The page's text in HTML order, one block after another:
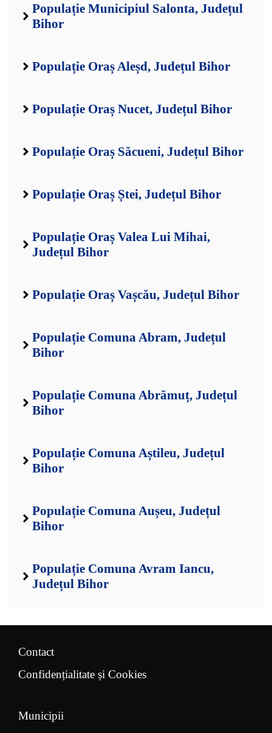
Populație Municipiul Salonta, Județul
Bihor
Populație Oraș Aleșd, Județul Bihor
Populație Oraș Nucet, Județul Bihor
Populație Oraș Săcueni, Județul Bihor
Populație Oraș Ștei, Județul Bihor
Populație Oraș Valea Lui Mihai,
Județul Bihor
Populație Oraș Vașcău, Județul Bihor
Populație Comuna Abram, Județul
Bihor
Populație Comuna Abrămuț, Județul
Bihor
Populație Comuna Aștileu, Județul
Bihor
Populație Comuna Aușeu, Județul
Bihor
Populație Comuna Avram Iancu,
Județul Bihor
Contact
Confidențialitate și Cookies
Municipii